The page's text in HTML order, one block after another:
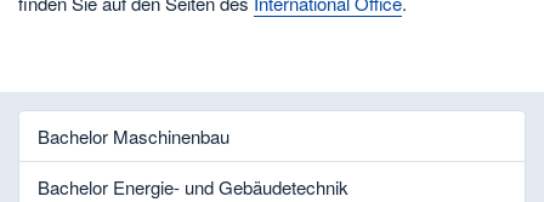
Bachelor Maschinenbau
Bachelor Energie- und Gebäudetechnik